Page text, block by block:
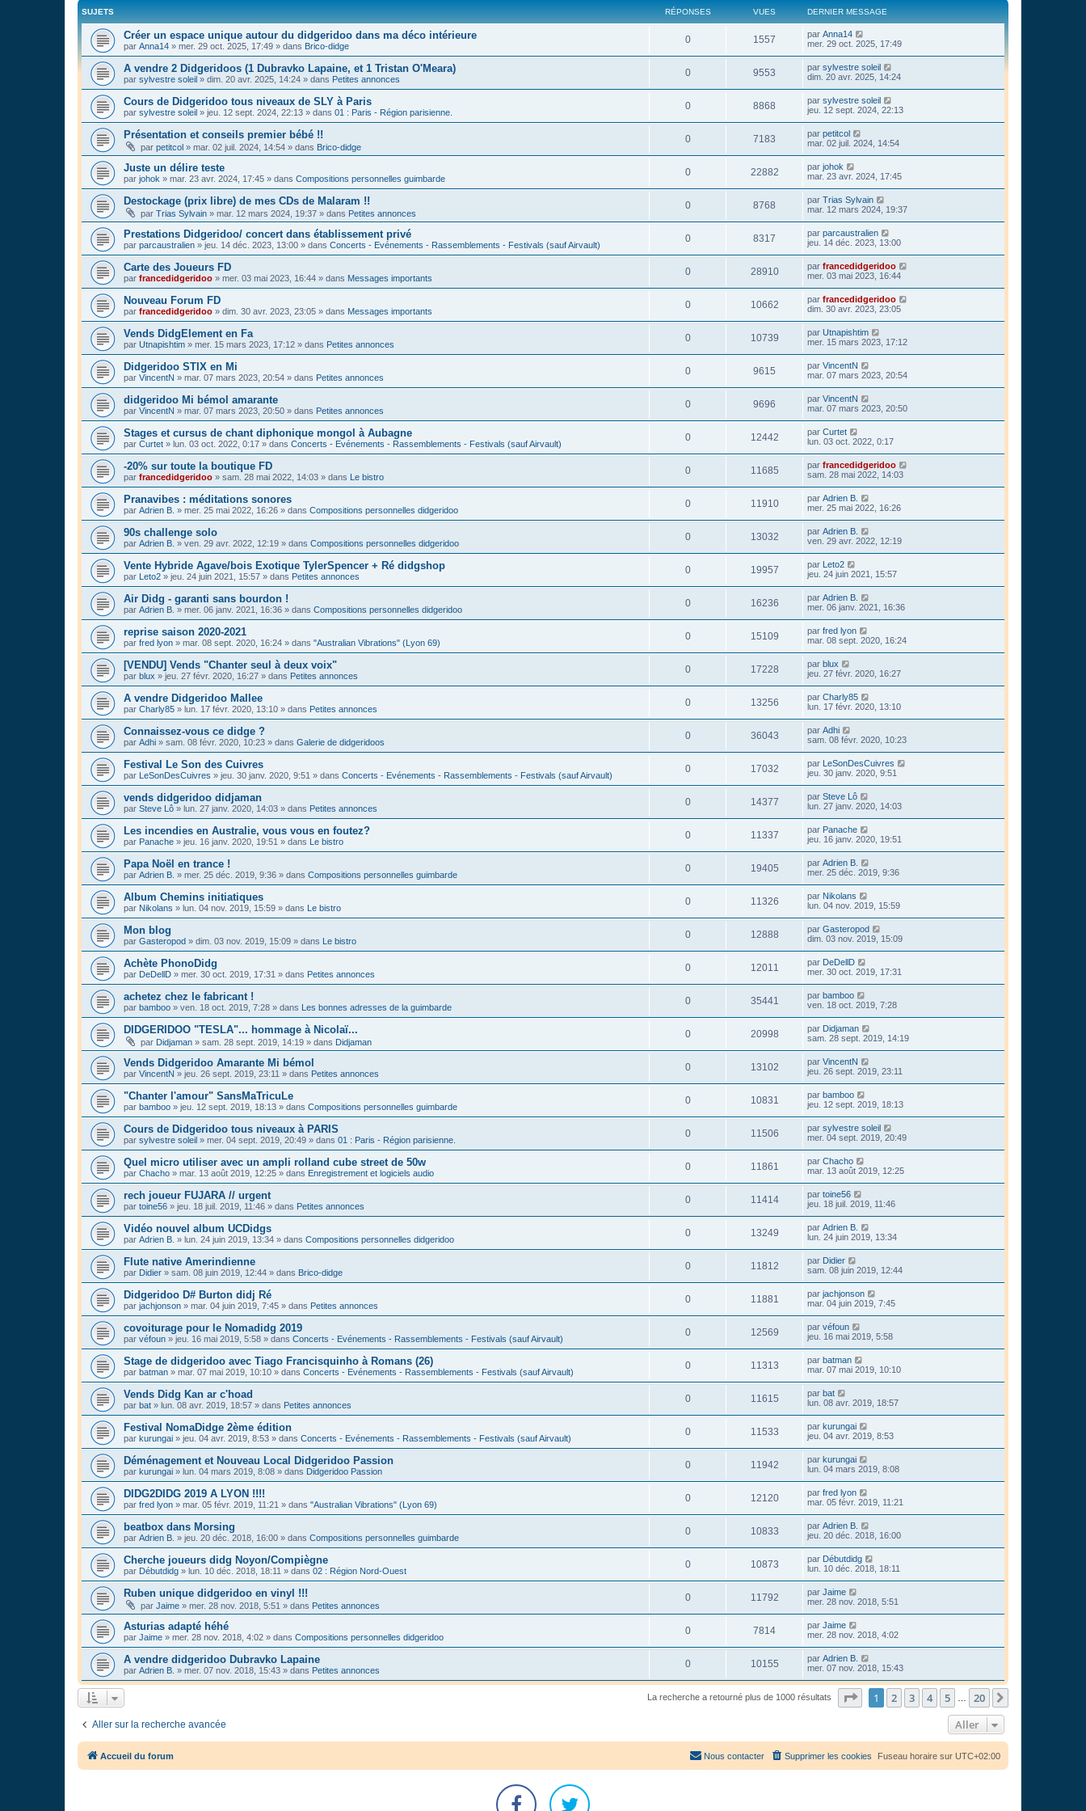
SUJETS RÉPONSES VUES DERNIER MESSAGE
Créer un espace unique autour du didgeridoo dans ma déco intérieure
par Anna14 » mer. 29 oct. 2025, 17:49 » dans Brico-didge
0 1557 par Anna14
mer. 29 oct. 2025, 17:49
A vendre 2 Didgeridoos (1 Dubravko Lapaine, et 1 Tristan O'Meara)
par sylvestre soleil » dim. 20 avr. 2025, 14:24 » dans Petites annonces
0 9553 par sylvestre soleil
dim. 20 avr. 2025, 14:24
Cours de Didgeridoo tous niveaux de SLY à Paris
par sylvestre soleil » jeu. 12 sept. 2024, 22:13 » dans 01 : Paris - Région parisienne.
0 8868 par sylvestre soleil
jeu. 12 sept. 2024, 22:13
Présentation et conseils premier bébé !!
par petitcol » mar. 02 juil. 2024, 14:54 » dans Brico-didge
0 7183 par petitcol
mar. 02 juil. 2024, 14:54
Juste un délire teste
par johok » mar. 23 avr. 2024, 17:45 » dans Compositions personnelles guimbarde
0 22882 par johok
mar. 23 avr. 2024, 17:45
Destockage (prix libre) de mes CDs de Malaram !!
par Trias Sylvain » mar. 12 mars 2024, 19:37 » dans Petites annonces
0 8768 par Trias Sylvain
mar. 12 mars 2024, 19:37
Prestations Didgeridoo/ concert dans établissement privé
par parcaustralien » jeu. 14 déc. 2023, 13:00 » dans Concerts - Evénements - Rassemblements - Festivals (sauf Airvault)
0 8317 par parcaustralien
jeu. 14 déc. 2023, 13:00
Carte des Joueurs FD
par francedidgeridoo » mer. 03 mai 2023, 16:44 » dans Messages importants
0 28910 par francedidgeridoo
mer. 03 mai 2023, 16:44
Nouveau Forum FD
par francedidgeridoo » dim. 30 avr. 2023, 23:05 » dans Messages importants
0 10662 par francedidgeridoo
dim. 30 avr. 2023, 23:05
Vends DidgElement en Fa
par Utnapishtim » mer. 15 mars 2023, 17:12 » dans Petites annonces
0 10739 par Utnapishtim
mer. 15 mars 2023, 17:12
Didgeridoo STIX en Mi
par VincentN » mar. 07 mars 2023, 20:54 » dans Petites annonces
0 9615 par VincentN
mar. 07 mars 2023, 20:54
didgeridoo Mi bémol amarante
par VincentN » mar. 07 mars 2023, 20:50 » dans Petites annonces
0 9696 par VincentN
mar. 07 mars 2023, 20:50
Stages et cursus de chant diphonique mongol à Aubagne
par Curtet » lun. 03 oct. 2022, 0:17 » dans Concerts - Evénements - Rassemblements - Festivals (sauf Airvault)
0 12442 par Curtet
lun. 03 oct. 2022, 0:17
-20% sur toute la boutique FD
par francedidgeridoo » sam. 28 mai 2022, 14:03 » dans Le bistro
0 11685 par francedidgeridoo
sam. 28 mai 2022, 14:03
Pranavibes : méditations sonores
par Adrien B. » mer. 25 mai 2022, 16:26 » dans Compositions personnelles didgeridoo
0 11910 par Adrien B.
mer. 25 mai 2022, 16:26
90s challenge solo
par Adrien B. » ven. 29 avr. 2022, 12:19 » dans Compositions personnelles didgeridoo
0 13032 par Adrien B.
ven. 29 avr. 2022, 12:19
Vente Hybride Agave/bois Exotique TylerSpencer + Ré didgshop
par Leto2 » jeu. 24 juin 2021, 15:57 » dans Petites annonces
0 19957 par
Leto2
jeu. 24 juin 2021, 15:57
Air Didg - garanti sans bourdon !
par Adrien B. » mer. 06 janv. 2021, 16:36 » dans Compositions personnelles didgeridoo
0 16236 par Adrien B.
mer. 06 janv. 2021, 16:36
reprise saison 2020-2021
par fred lyon » mar. 08 sept. 2020, 16:24 » dans "Australian Vibrations" (Lyon 69)
0 15109 par fred lyon
mar. 08 sept. 2020, 16:24
[VENDU] Vends "Chanter seul à deux voix"
par blux » jeu. 27 févr. 2020, 16:27 » dans Petites annonces
0 17228 par blux
jeu. 27 févr. 2020, 16:27
A vendre Didgeridoo Mallee
par Charly85 » lun. 17 févr. 2020, 13:10 » dans Petites annonces
0 13256 par Charly85
lun. 17 févr. 2020, 13:10
Connaissez-vous ce didge ?
par Adhi » sam. 08 févr. 2020, 10:23 » dans Galerie de didgeridoos
0 36043 par Adhi
sam. 08 févr. 2020, 10:23
Festival Le Son des Cuivres
par LeSonDesCuivres » jeu. 30 janv. 2020, 9:51 » dans Concerts - Evénements - Rassemblements - Festivals (sauf Airvault)
0 17032 par
LeSonDesCuivres
jeu. 30 janv. 2020, 9:51
vends didgeridoo didjaman
par Steve Lô » lun. 27 janv. 2020, 14:03 » dans Petites annonces
0 14377 par Steve Lô
lun. 27 janv. 2020, 14:03
Les incendies en Australie, vous vous en foutez?
par Panache » jeu. 16 janv. 2020, 19:51 » dans Le bistro
0 11337 par Panache
jeu. 16 janv. 2020, 19:51
Papa Noël en trance !
par Adrien B. » mer. 25 déc. 2019, 9:36 » dans Compositions personnelles guimbarde
0 19405 par Adrien B.
mer. 25 déc. 2019, 9:36
Album Chemins initiatiques
par Nikolans » lun. 04 nov. 2019, 15:59 » dans Le bistro
0 11326 par Nikolans
lun. 04 nov. 2019, 15:59
Mon blog
par Gasteropod » dim. 03 nov. 2019, 15:09 » dans Le bistro
0 12888 par Gasteropod
dim. 03 nov. 2019, 15:09
Achète PhonoDidg
par DeDellD » mer. 30 oct. 2019, 17:31 » dans Petites annonces
0 12011 par DeDellD
mer. 30 oct. 2019, 17:31
achetez chez le fabricant !
par bamboo » ven. 18 oct. 2019, 7:28 » dans Les bonnes adresses de la guimbarde
0 35441 par bamboo
ven. 18 oct. 2019, 7:28
DIDGERIDOO "TESLA"... hommage à Nicolaï...
par Didjaman » sam. 28 sept. 2019, 14:19 » dans Didjaman
0 20998 par Didjaman
sam. 28 sept. 2019, 14:19
Vends Didgeridoo Amarante Mi bémol
par VincentN » jeu. 26 sept. 2019, 23:11 » dans Petites annonces
0 13102 par VincentN
jeu. 26 sept. 2019, 23:11
"Chanter l'amour" SansMaTricuLe
par bamboo » jeu. 12 sept. 2019, 18:13 » dans Compositions personnelles guimbarde
0 10831 par bamboo
jeu. 12 sept. 2019, 18:13
Cours de Didgeridoo tous niveaux à PARIS
par sylvestre soleil » mer. 04 sept. 2019, 20:49 » dans 01 : Paris - Région parisienne.
0 11506 par sylvestre soleil
mer. 04 sept. 2019, 20:49
Quel micro utiliser avec un ampli rolland cube street de 50w
par Chacho » mar. 13 août 2019, 12:25 » dans Enregistrement et logiciels audio
0 11861 par Chacho
mar. 13 août 2019, 12:25
rech joueur FUJARA // urgent
par toine56 » jeu. 18 juil. 2019, 11:46 » dans Petites annonces
0 11414 par toine56
jeu. 18 juil. 2019, 11:46
Vidéo nouvel album UCDidgs
par Adrien B. » lun. 24 juin 2019, 13:34 » dans Compositions personnelles didgeridoo
0 13249 par Adrien B.
lun. 24 juin 2019, 13:34
Flute native Amerindienne
par Didier » sam. 08 juin 2019, 12:44 » dans Brico-didge
0 11812 par Didier
sam. 08 juin 2019, 12:44
Didgeridoo D# Burton didj Ré
par jachjonson » mar. 04 juin 2019, 7:45 » dans Petites annonces
0 11881 par jachjonson
mar. 04 juin 2019, 7:45
covoiturage pour le Nomadidg 2019
par véfoun » jeu. 16 mai 2019, 5:58 » dans Concerts - Evénements - Rassemblements - Festivals (sauf Airvault)
0 12569 par véfoun
jeu. 16 mai 2019, 5:58
Stage de didgeridoo avec Tiago Francisquinho à Romans (26)
par batman » mar. 07 mai 2019, 10:10 » dans Concerts - Evénements - Rassemblements - Festivals (sauf Airvault)
0 11313 par batman
mar. 07 mai 2019, 10:10
Vends Didg Kan ar c'hoad
par bat » lun. 08 avr. 2019, 18:57 » dans Petites annonces
0 11615 par bat
lun. 08 avr. 2019, 18:57
Festival NomaDidge 2ème édition
par kurungai » jeu. 04 avr. 2019, 8:53 » dans Concerts - Evénements - Rassemblements - Festivals (sauf Airvault)
0 11533 par kurungai
jeu. 04 avr. 2019, 8:53
Déménagement et Nouveau Local Didgeridoo Passion
par kurungai » lun. 04 mars 2019, 8:08 » dans Didgeridoo Passion
0 11942 par kurungai
lun. 04 mars 2019, 8:08
DIDG2DIDG 2019 A LYON !!!!
par fred lyon » mar. 05 févr. 2019, 11:21 » dans "Australian Vibrations" (Lyon 69)
0 12120 par fred lyon
mar. 05 févr. 2019, 11:21
beatbox dans Morsing
par Adrien B. » jeu. 20 déc. 2018, 16:00 » dans Compositions personnelles guimbarde
0 10833 par Adrien B.
jeu. 20 déc. 2018, 16:00
Cherche joueurs didg Noyon/Compiègne
par Débutdidg » lun. 10 déc. 2018, 18:11 » dans 02 : Région Nord-Ouest
0 10873 par Débutdidg
lun. 10 déc. 2018, 18:11
Ruben unique didgeridoo en vinyl !!!
par Jaime » mer. 28 nov. 2018, 5:51 » dans Petites annonces
0 11792 par Jaime
mer. 28 nov. 2018, 5:51
Asturias adapté héhé
par Jaime » mer. 28 nov. 2018, 4:02 » dans Compositions personnelles didgeridoo
0 7814 par Jaime
mer. 28 nov. 2018, 4:02
A vendre didgeridoo Dubravko Lapaine
par Adrien B. » mer. 07 nov. 2018, 15:43 » dans Petites annonces
0 10155 par Adrien B.
mer. 07 nov. 2018, 15:43
La recherche a retourné plus de 1000 résultats Page sur20
1 2 3 4 5 20
Aller sur la recherche avancée Aller
Accueil du forum Fuseau horaire sur UTC+02:00
Supprimer les cookies
Nous contacter